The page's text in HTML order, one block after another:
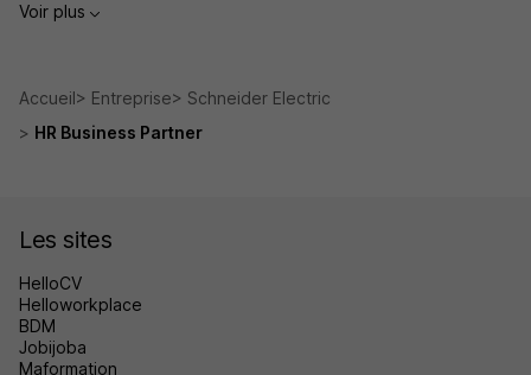
Voir plus
Accueil Entreprise
Schneider Electric
HR Business Partner
Les sites
HelloCV
Helloworkplace
BDM
Jobijoba
Maformation